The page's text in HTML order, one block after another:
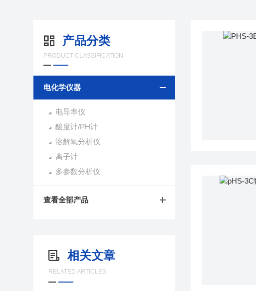
产品分类
PRODUCT CLASSIFICATION
电化学仪器
电导率仪
酸度计/PH计
溶解氧分析仪
离子计
多参数分析仪
查看全部产品
相关文章
RELATED ARTICLES